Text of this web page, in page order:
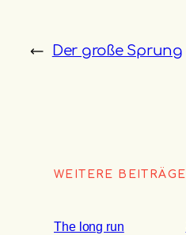
← Der große Sprung
WEITERE BEITRÄGE
The long run